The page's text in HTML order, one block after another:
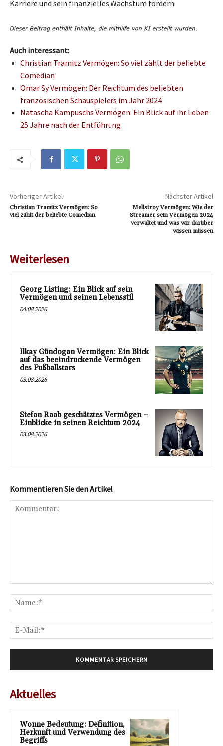
Karriere und sein finanzielles Wachstum fördern.
Auch interessant:
Christian Tramitz Vermögen: So viel zählt der beliebte
Comedian
Omar Sy Vermögen: Der Reichtum des beliebten
französischen Schauspielers im Jahr 2024
Natascha Kampuschs Vermögen: Ein Blick auf ihr Leben
25 Jahre nach der Entführung
Vorheriger Artikel
Christian Tramitz Vermögen: So
viel zählt der beliebte Comedian
Nächster Artikel
Mellstroy Vermögen: Wie der
Streamer sein Vermögen 2024
verwaltet und was wir darüber
wissen müssen
Weiterlesen
Georg Listing: Ein Blick auf sein
Vermögen und seinen Lebensstil
04.08.2026
Ilkay Gündogan Vermögen: Ein Blick
auf das beeindruckende Vermögen
des Fußballstars
03.08.2026
Stefan Raab geschätztes Vermögen –
Einblicke in seinen Reichtum 2024
03.08.2026
Kommentieren Sie den Artikel
Aktuelles
Wonne Bedeutung: Definition,
Herkunft und Verwendung des
Begriffs